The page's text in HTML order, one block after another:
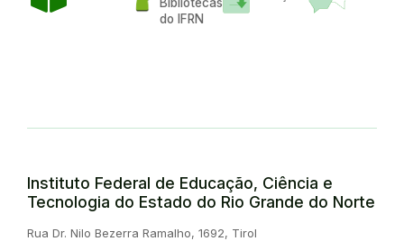
do IFRN
Instituto Federal de Educação, Ciência e
Tecnologia do Estado do Rio Grande do Norte
Endereço:
Rua Dr. Nilo Bezerra Ramalho, 1692, Tirol